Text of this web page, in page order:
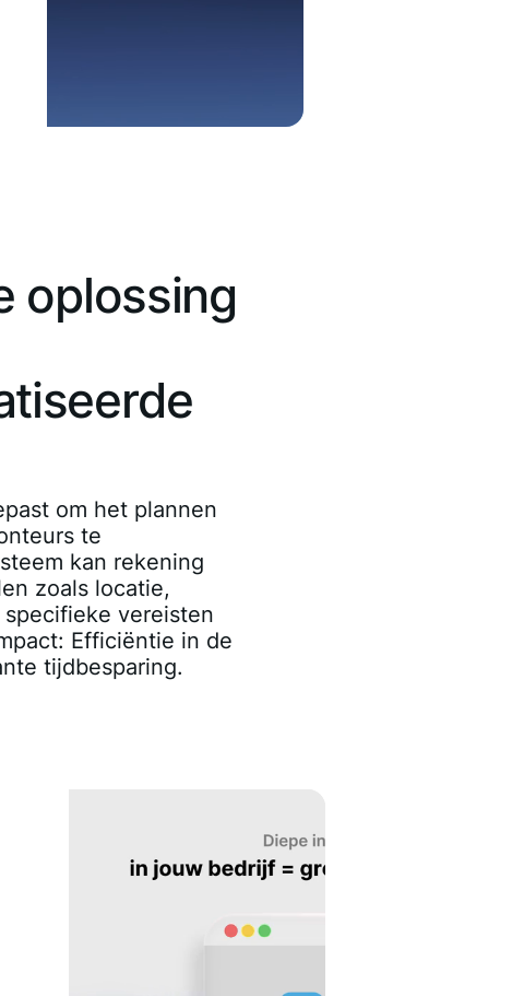
oplossing
om het plannen
te
kan rekening
zoals locatie,
vereisten
Efficiëntie in de
tijdbesparing.